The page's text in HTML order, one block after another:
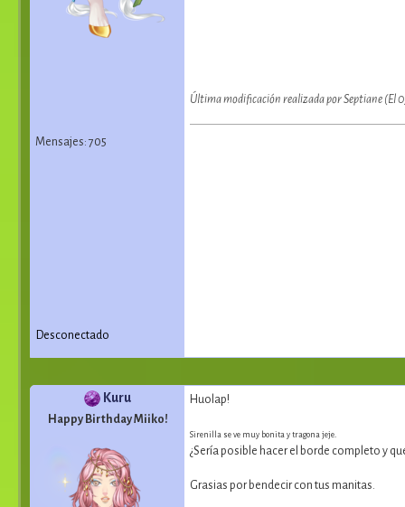
Mensajes: 705
Última modificación realizada por Septiane (El
Desconectado
Kuru
Happy Birthday Miiko!
Huolap!
Sirenilla se ve muy bonita y tragona jeje.
¿Sería posible hacer el borde completo y
Grasias por bendecir con tus manitas.